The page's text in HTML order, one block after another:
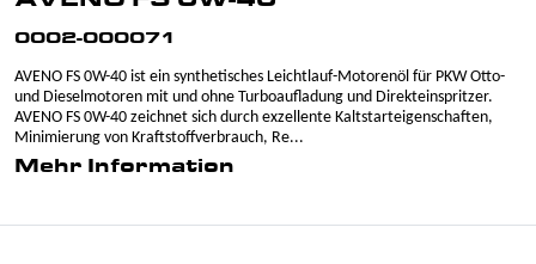
0002-000071
AVENO FS 0W-40 ist ein synthetisches Leichtlauf-Motorenöl für PKW Otto-
und Dieselmotoren mit und ohne Turboaufladung und Direkteinspritzer.
AVENO FS 0W-40 zeichnet sich durch exzellente Kaltstarteigenschaften,
Minimierung von Kraftstoffverbrauch, Re...
Mehr Information